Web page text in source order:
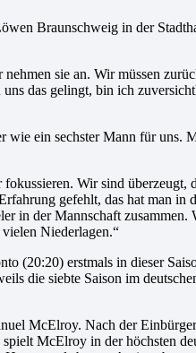
Braunschweig in der
sie an. Wir müssen
das gelingt, bin ich
ein sechster Mann für uns.
Wir sind überzeugt,
gefehlt, das hat man in
in der Mannschaft zusammen.
Niederlagen.“
(20:20) erstmals in dieser
die siebte Saison im
McElroy. Nach der
McElroy in der höchsten